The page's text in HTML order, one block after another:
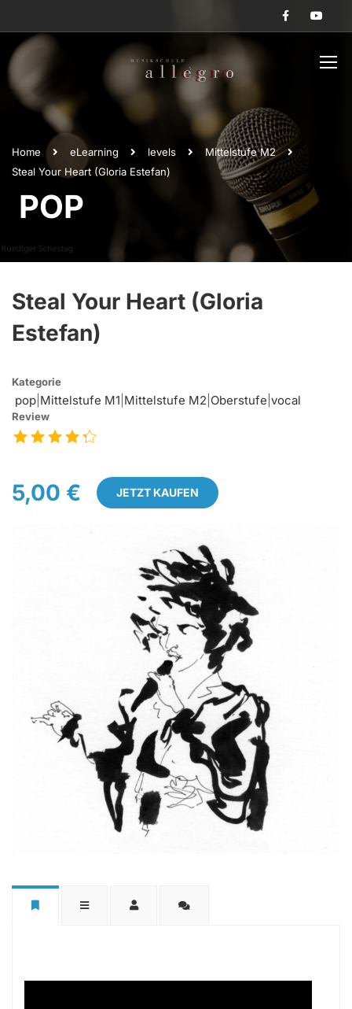
Home eLearning levels
Mittelstufe M2
Steal Your Heart (Gloria Estefan)
POP
Steal Your Heart (Gloria
Estefan)
Kategorie
pop Mittelstufe M1 Mittelstufe M2 Oberstufe vocal
Review
5,00 € JETZT KAUFEN